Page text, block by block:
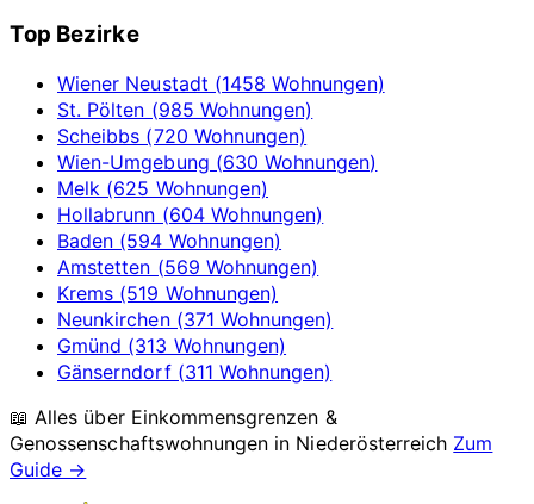
Top Bezirke
Wiener Neustadt (1458 Wohnungen)
St. Pölten (985 Wohnungen)
Scheibbs (720 Wohnungen)
Wien-Umgebung (630 Wohnungen)
Melk (625 Wohnungen)
Hollabrunn (604 Wohnungen)
Baden (594 Wohnungen)
Amstetten (569 Wohnungen)
Krems (519 Wohnungen)
Neunkirchen (371 Wohnungen)
Gmünd (313 Wohnungen)
Gänserndorf (311 Wohnungen)
📖 Alles über Einkommensgrenzen &
Genossenschaftswohnungen in Niederösterreich Zum
Guide →